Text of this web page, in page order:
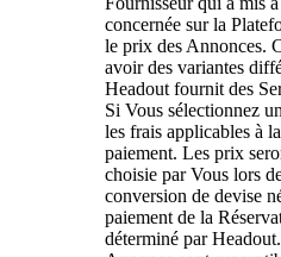
concernée sur la
le prix des Annonces.
avoir des variantes
Headout fournit des
Si Vous sélectionnez
les frais applicables à
paiement. Les prix
choisie par Vous lors
conversion de devise
paiement de la
déterminé par